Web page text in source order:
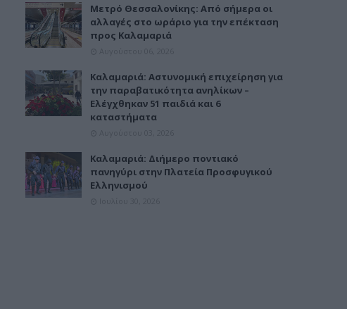
Μετρό Θεσσαλονίκης: Από σήμερα οι
αλλαγές στο ωράριο για την επέκταση
προς Καλαμαριά
Καλαμαριά: Αστυνομική επιχείρηση για
την παραβατικότητα ανηλίκων –
Ελέγχθηκαν 51 παιδιά και 6
καταστήματα
Καλαμαριά: Διήμερο ποντιακό
πανηγύρι στην Πλατεία Προσφυγικού
Ελληνισμού